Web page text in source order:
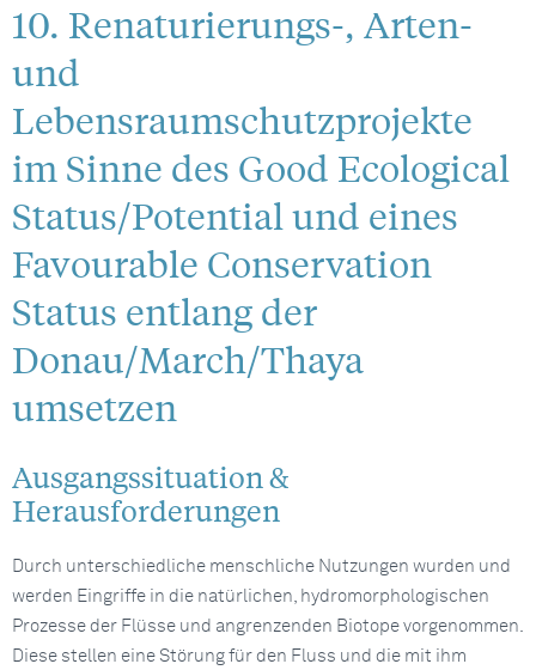
10. Renaturierungs-, Arten-
und
Lebensraumschutzprojekte
im Sinne des Good Ecological
Status/Potential und eines
Favourable Conservation
Status entlang der
Donau/March/Thaya
umsetzen
Ausgangssituation &
Herausforderungen
Durch unterschiedliche menschliche Nutzungen wurden und
werden Eingriffe in die natürlichen, hydromorphologischen
Prozesse der Flüsse und angrenzenden Biotope vorgenommen.
Diese stellen eine Störung für den Fluss und die mit ihm